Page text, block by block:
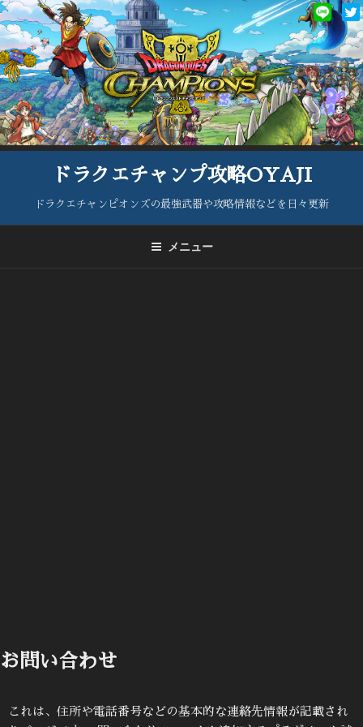
コ
ン
テ
ン
ツ
へ
ス
キ
ドラクエチャンプ攻略OYAJI
ドラクエチャンピオンズの最強武器や攻略情報などを日々更新
メニュー
お問い合わせ
これは、住所や電話番号などの基本的な連絡先情報が記載され